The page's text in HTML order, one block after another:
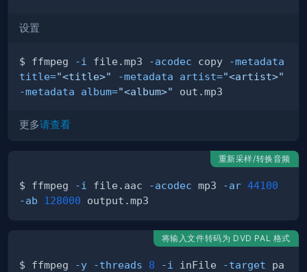
设置
$ ffmpeg -i file.mp3 -acodec copy
-metadata
title="<title>" -metadata artist="<artist>"
-metadata
album="<album>"
更多请查看
重新采样/转换音频
$ ffmpeg -i file.aac -acodec mp3 -ar 44100
-ab
128000
将输入文件转码为 DVD PAL 格式
$ ffmpeg -y -threads 8 -i inFile -target pa